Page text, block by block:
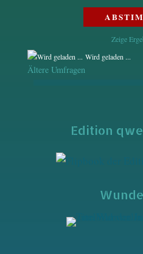
Zeige
Wird geladen ...
Ältere Umfragen
Edition